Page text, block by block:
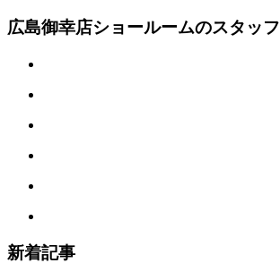
広島御幸店ショールームのスタッフ
新着記事